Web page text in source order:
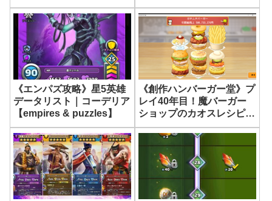
弟：無限進化】
ントが起きない悩み解決編
《Coral Island》
《エンパズ攻略》星5英雄
データリスト｜コーデリア
【empires & puzzles】
《創作ハンバーガー堂》プ
レイ40年目！魔バーガー
ショップのカオスレシピ大
集合！《カイロソフト》